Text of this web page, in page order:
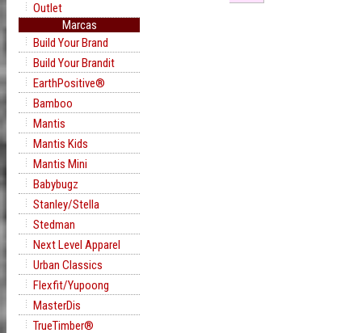
Outlet
Marcas
Build Your Brand
Build Your Brandit
EarthPositive®
Bamboo
Mantis
Mantis Kids
Mantis Mini
Babybugz
Stanley/Stella
Stedman
Next Level Apparel
Urban Classics
Flexfit/Yupoong
MasterDis
TrueTimber®